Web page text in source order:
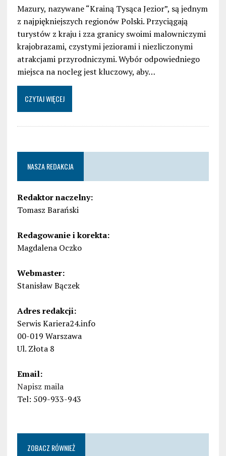
Mazury, nazywane “Krainą Tysąca Jezior”, są jednym
z najpiękniejszych regionów Polski. Przyciągają
turystów z kraju i zza granicy swoimi malowniczymi
krajobrazami, czystymi jeziorami i niezliczonymi
atrakcjami przyrodniczymi. Wybór odpowiedniego
miejsca na nocleg jest kluczowy, aby…
CZYTAJ WIĘCEJ
NASZA REDAKCJA
Redaktor naczelny:
Tomasz Barański
Redagowanie i korekta:
Magdalena Oczko
Webmaster:
Stanisław Bączek
Adres redakcji:
Serwis Kariera24.info
00-019 Warszawa
Ul. Złota 8
Email:
Napisz maila
Tel: 509-933-943
ZOBACZ RÓWNIEŻ